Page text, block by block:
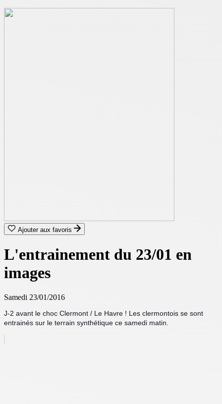
Ajouter aux favoris
L'entrainement du 23/01 en
images
Samedi 23/01/2016
J-2 avant le choc Clermont / Le Havre ! Les clermontois se sont
entrainés sur le terrain synthétique ce samedi matin.